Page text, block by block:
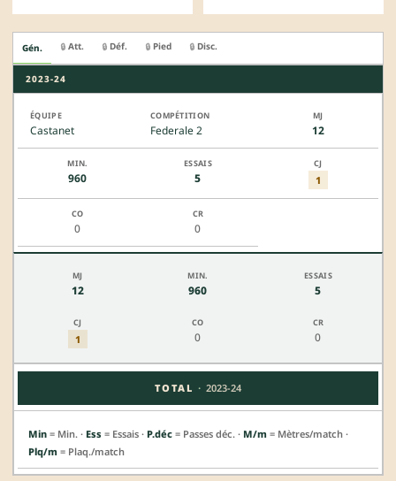
Gén. 🔒 Att. 🔒 Déf. 🔒 Pied 🔒 Disc.
2023-24
Castanet Federale 2 12
960 5 1
0 0
12 960 5
1 0 0
TOTAL · 2023-24
Min = Min. · Ess = Essais · P.déc = Passes déc. · M/m = Mètres/match ·
Plq/m = Plaq./match